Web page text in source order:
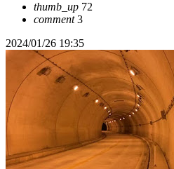
thumb_up 72
comment3
2024/01/26 19:35